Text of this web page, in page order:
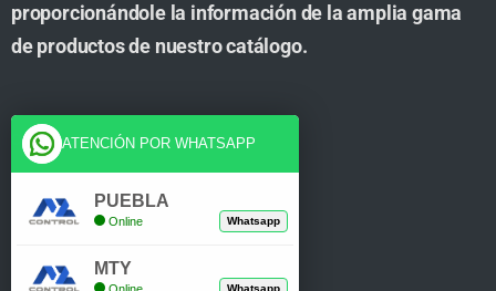
proporcionándole la información de la amplia gama
de productos de nuestro catálogo.
Cuenta
Tienda
Mi Cuenta
ATENCIÓN POR WHATSAPP
PUEBLA
Online Whatsapp
MTY
Online Whatsapp